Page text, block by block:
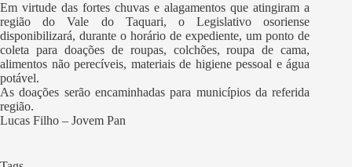
Em virtude das fortes chuvas e alagamentos que atingiram a
região do Vale do Taquari, o Legislativo osoriense
disponibilizará, durante o horário de expediente, um ponto de
coleta para doações de roupas, colchões, roupa de cama,
alimentos não perecíveis, materiais de higiene pessoal e água
potável.
As doações serão encaminhadas para municípios da referida
região.
Lucas Filho – Jovem Pan